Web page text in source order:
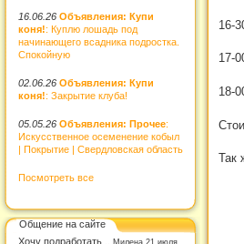
16.06.26 Объявления: Купи
коня!: Куплю лошадь под
начинающего всадника подростка.
Спокойную
02.06.26 Объявления: Купи
коня!: Закрытие клуба!
05.05.26 Объявления: Прочее:
Искусственное осеменение кобыл
| Покрытие | Свердловская область
Посмотреть все
Общение на сайте
Хочу подработать .. Милена 21 июля
16-
17-
18-
Так